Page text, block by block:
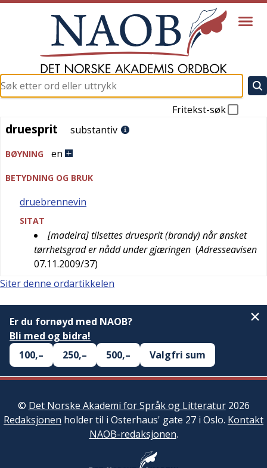
Fritekst-søk
druesprit
druesprit substantiv
BØYNING en
BETYDNING OG BRUK
druebrennevin
SITAT
[madeira] tilsettes druesprit (brandy) når ønsket
tørrhetsgrad er nådd under gjæringen (Adresseavisen
07.11.2009/37)
Siter denne ordartikkelen
Er du fornøyd med NAOB?
Bli med og bidra!
100,–
250,– 500,– Valgfri sum
© Det Norske Akademi for Språk og Litteratur2026
Redaksjonen holder til i Osterhaus' gate 27 i Oslo. Kontakt
NAOB-redaksjonen.